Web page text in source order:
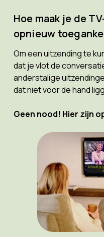
Hoe maak je de
opnieuw
Om een uitzending te
dat je vlot de
anderstalige
dat niet voor de hand
Geen nood! Hier zijn